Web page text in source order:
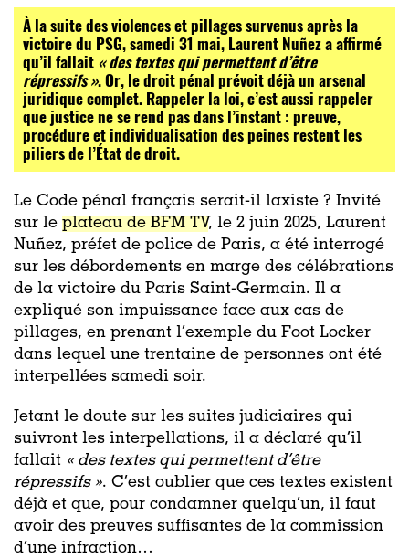
À la suite des violences et pillages survenus après la
victoire du PSG, samedi 31 mai, Laurent Nuñez a affirmé
qu’il fallait « des textes qui permettent d’être
répressifs ». Or, le droit pénal prévoit déjà un arsenal
juridique complet. Rappeler la loi, c’est aussi rappeler
que justice ne se rend pas dans l’instant : preuve,
procédure et individualisation des peines restent les
piliers de l’État de droit.
Le Code pénal français serait-il laxiste ? Invité
sur le plateau de BFM TV, le 2 juin 2025, Laurent
Nuñez, préfet de police de Paris, a été interrogé
sur les débordements en marge des célébrations
de la victoire du Paris Saint-Germain. Il a
expliqué son impuissance face aux cas de
pillages, en prenant l’exemple du Foot Locker
dans lequel une trentaine de personnes ont été
interpellées samedi soir.
Jetant le doute sur les suites judiciaires qui
suivront les interpellations, il a déclaré qu’il
fallait « des textes qui permettent d’être
répressifs ». C’est oublier que ces textes existent
déjà et que, pour condamner quelqu’un, il faut
avoir des preuves suffisantes de la commission
d’une infraction…